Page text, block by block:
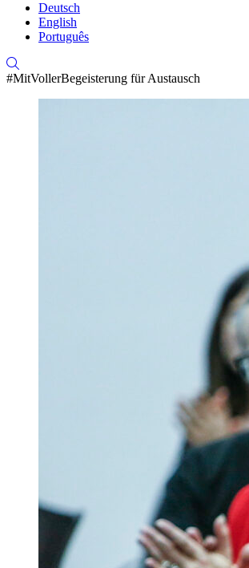
Deutsch
English
Português
#MitVollerBegeisterung für Austausch